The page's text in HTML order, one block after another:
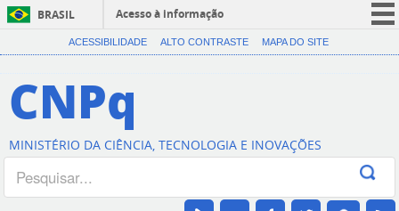
BRASIL
Acesso à informação
CORONAVÍRUS (COVID-19)
Canais
ACESSIBILIDADE ALTO CONTRASTE MAPA DO SITE
CNPq
MINISTÉRIO DA CIÊNCIA, TECNOLOGIA E INOVAÇÕES